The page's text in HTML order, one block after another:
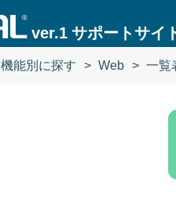
ver.1 サポートサイ
機能別に探す Web 一覧